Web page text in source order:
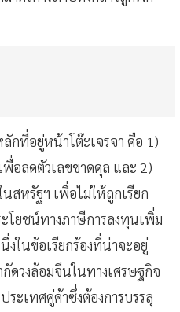
กที่อยู่หน้าโต๊ะเจรจา คือ 1)
อลดตัวเลขขาดดุล และ 2)
สหรัฐฯ เพื่อไม่ให้ถูกเรียก
โยชน์ทางภาษีการลงทุนเพิ่ม
ในข้อเรียกร้องที่น่าจะอยู่
กัดวงล้อมจีนในทางเศรษฐกิจ
ะเทศคู่ค้าซึ่งต้องการบรรลุ